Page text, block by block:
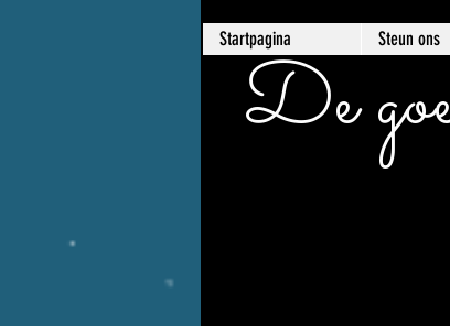
Startpagina Steun ons
De